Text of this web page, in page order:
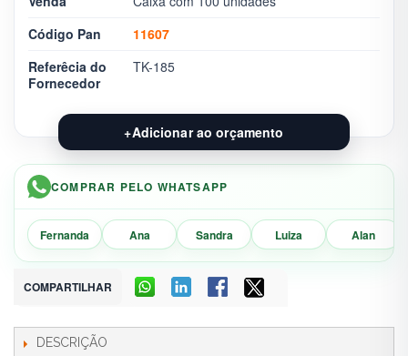
Código Pan
11607
Referêcia do
Fornecedor
TK-185
+Adicionar ao orçamento
COMPRAR PELO WHATSAPP
Fernanda Ana Sandra Luiza Alan
COMPARTILHAR
DESCRIÇÃO